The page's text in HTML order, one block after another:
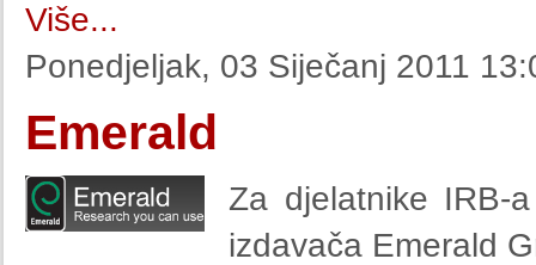
Više...
Ponedjeljak, 03 Siječanj 2011
Emerald
Za djelatnike IRB-
izdavača Emerald